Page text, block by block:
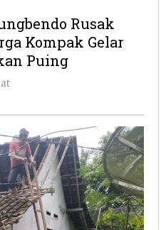
Akibat
Kerja
Bakti
Puing
Rusak
Kompak Gelar
Puing